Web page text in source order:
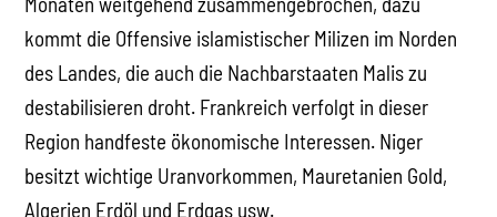
kommt die Offensive islamistischer Milizen im Norden
des Landes, die auch die Nachbarstaaten Malis zu
destabilisieren droht. Frankreich verfolgt in dieser
Region handfeste ökonomische Interessen. Niger
besitzt wichtige Uranvorkommen, Mauretanien Gold,
Algerien Erdöl und Erdgas usw.